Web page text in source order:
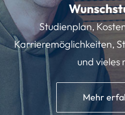
Studienplan,
Karrieremöglichkeiten,
und vieles
Mehr